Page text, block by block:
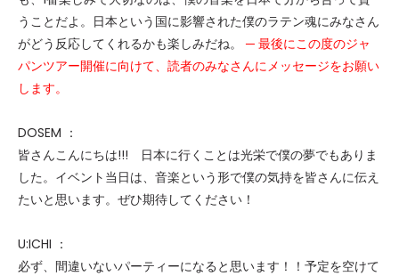
うことだよ。日本という国に影響された僕のラテン魂にみなさん
がどう反応してくれるかも楽しみだね。
─ 最後にこの度のジャ
パンツアー開催に向けて、読者のみなさんにメッセージをお願い
します。
DOSEM ：
皆さんこんにちは!!! 日本に行くことは光栄で僕の夢でもありま
した。イベント当日は、音楽という形で僕の気持を皆さんに伝え
たいと思います。ぜひ期待してください！
U:ICHI ：
必ず、間違いないパーティーになると思います！！予定を空けて